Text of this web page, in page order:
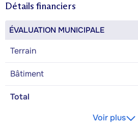
Détails financiers
ÉVALUATION MUNICIPALE
Terrain
Bâtiment
Total
Voir plus